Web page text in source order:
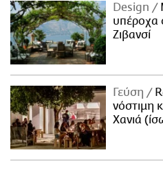
Design
υπέροχα
Ζιβανσί
Γεύση
νόστιμη
Χανιά